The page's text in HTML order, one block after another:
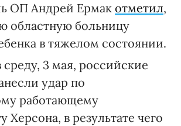
ОП Андрей Ермак отметил,
областную больницу
в тяжелом состоянии.
среду, 3 мая, российские
удар по
работающему
Херсона, в результате чего